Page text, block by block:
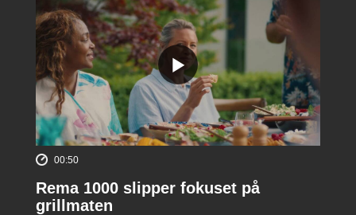
00:50
Rema 1000 slipper fokuset på
grillmaten